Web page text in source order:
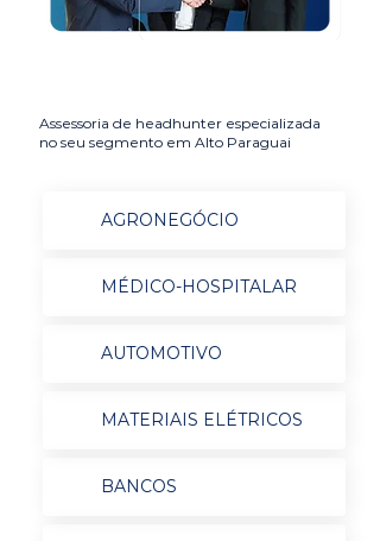
Assessoria de headhunter especializada
no seu segmento em Alto Paraguai
AGRONEGÓCIO
MÉDICO-HOSPITALAR
AUTOMOTIVO
MATERIAIS ELÉTRICOS
BANCOS